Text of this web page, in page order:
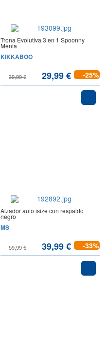
Trona Evolutiva 3 en 1 Spoonny
Menta
KIKKABOO
39,99 € 29,99 € -25%
Alzador auto isize con respaldo
negro
MS
59,99 € 39,99 € -33%